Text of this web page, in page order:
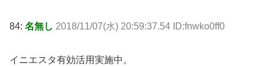
84: 名無し 2018/11/07(水) 20:59:37.54 ID:fnwko0ff0
イニエスタ有効活用実施中。